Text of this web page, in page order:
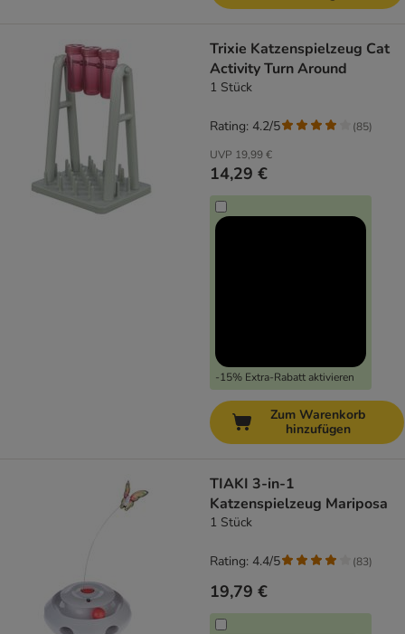
Trixie Katzenspielzeug Cat
Activity Turn Around
1 Stück
UVP 19,99 €
14,29 €
-15% Extra-Rabatt aktivieren
Rating: 4.2/5 (85)
Zum Warenkorb
hinzufügen
TIAKI 3-in-1
Katzenspielzeug Mariposa
1 Stück
19,79 €
Rating: 4.4/5 (83)